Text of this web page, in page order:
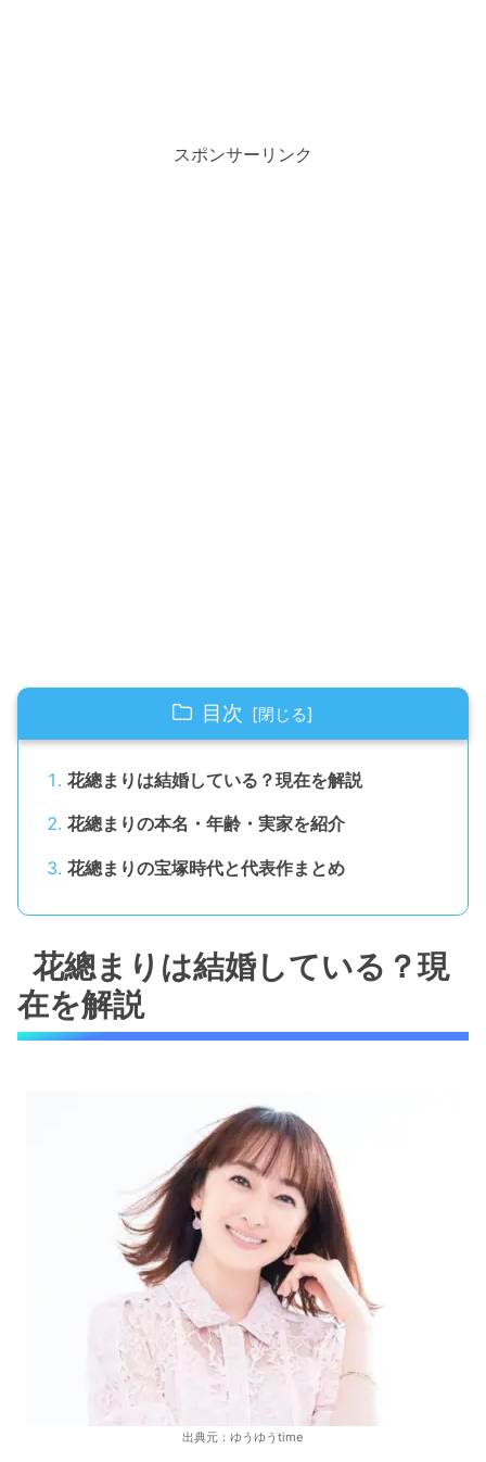
スポンサーリンク
目次
花總まりは結婚している？現在を解説
花總まりの本名・年齢・実家を紹介
花總まりの宝塚時代と代表作まとめ
花總まりは結婚している？現
在を解説
出典元：ゆうゆうtime